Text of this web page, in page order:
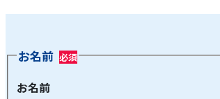
お名前
お名前